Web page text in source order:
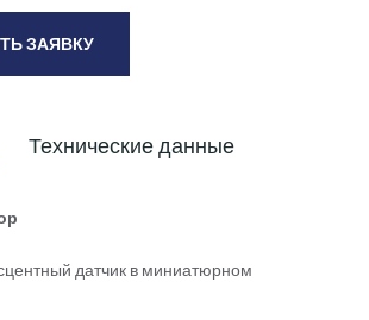
ЗАЯВКУ
Технические данные
датчик в миниатюрном